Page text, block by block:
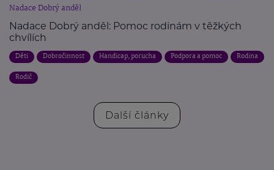
Nadace Dobrý anděl
Nadace Dobrý anděl: Pomoc rodinám v těžkých
chvílích
Děti Dobročinnost Handicap, porucha Podpora a pomoc
Rodina
Rodič
Další články